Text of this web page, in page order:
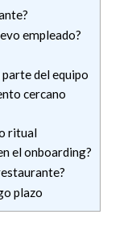
empleado?
del equipo
cercano
ritual
el onboarding?
plazo